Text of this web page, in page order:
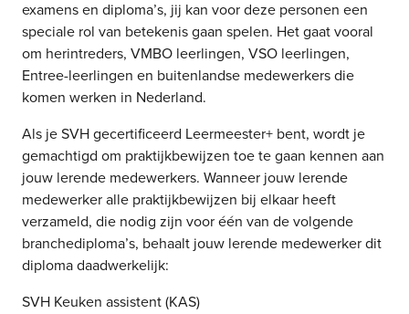
examens en diploma’s, jij kan voor deze personen een
speciale rol van betekenis gaan spelen. Het gaat vooral
om herintreders, VMBO leerlingen, VSO leerlingen,
Entree-leerlingen en buitenlandse medewerkers die
komen werken in Nederland.
Als je SVH gecertificeerd Leermeester+ bent, wordt je
gemachtigd om praktijkbewijzen toe te gaan kennen aan
jouw lerende medewerkers. Wanneer jouw lerende
medewerker alle praktijkbewijzen bij elkaar heeft
verzameld, die nodig zijn voor één van de volgende
branchediploma’s, behaalt jouw lerende medewerker dit
diploma daadwerkelijk:
SVH Keuken assistent (KAS)